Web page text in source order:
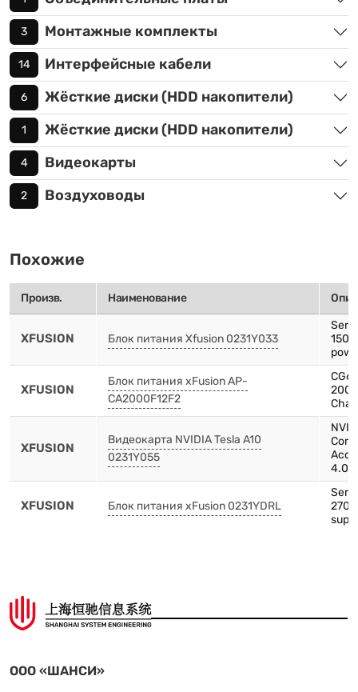
3 Монтажные комплекты
14 Интерфейсные кабели
6 Жёсткие диски (HDD накопители)
1 Жёсткие диски (HDD накопители)
4 Видеокарты
2 Воздуховоды
Похожие
Произв. Наименование
XFUSION Блок питания Xfusion 0231Y033
XFUSION
Блок питания xFusion AP-
CA2000F12F2
XFUSION
Видеокарта NVIDIA Tesla A10
0231Y055
4.0
XFUSION Блок питания xFusion 0231YDRL
ООО «ШАНСИ»